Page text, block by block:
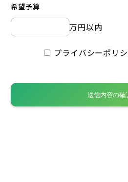
希望予算
万円以内
プライバシーポリ